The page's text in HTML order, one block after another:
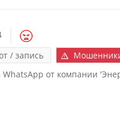
/ запись
WhatsApp от компании